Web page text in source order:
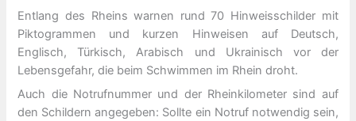
Entlang des Rheins warnen rund 70 Hinweisschilder mit
Piktogrammen und kurzen Hinweisen auf Deutsch,
Englisch, Türkisch, Arabisch und Ukrainisch vor der
Lebensgefahr, die beim Schwimmen im Rhein droht.
Auch die Notrufnummer und der Rheinkilometer sind auf
den Schildern angegeben: Sollte ein Notruf notwendig sein,